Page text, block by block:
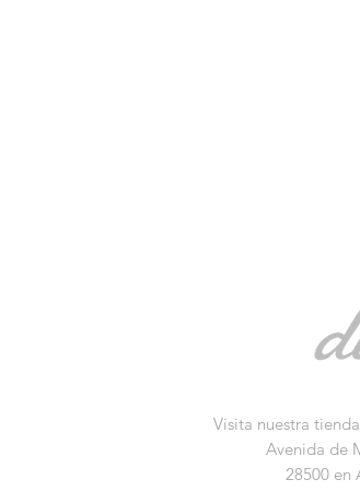
Visita nuestra
Avenida de
28500 en